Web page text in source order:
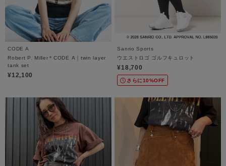
CODE A
Robert P. Miller＊CODE A｜twin layer
tank set
¥12,100
Sanrio Sports
ウエストロゴ ゴルフキュロット
¥18,700
さらに10%OFF